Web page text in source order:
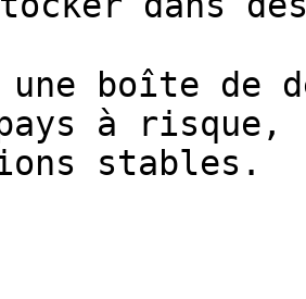
à risque,
stables.